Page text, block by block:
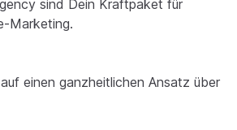
sind Dein Kraftpaket für
Marketing.
einen ganzheitlichen Ansatz über